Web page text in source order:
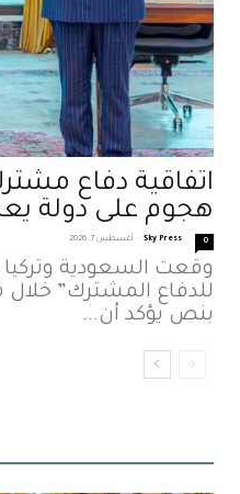
اتفاقية دفاع
هجوم على دولة
Sky Press
- أغسطس 7, 2026 0
للدفاع المشترك”
بنص يؤكد أن...